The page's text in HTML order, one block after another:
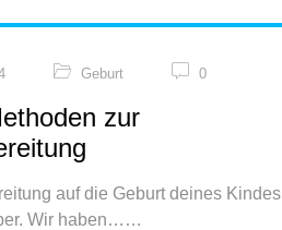
Geburt 0
zur
auf die Geburt deines Kindes
Wir haben…